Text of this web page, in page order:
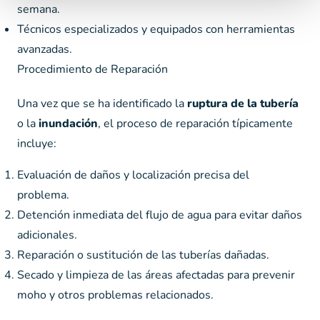
semana.
Técnicos especializados y equipados con herramientas
avanzadas.
Procedimiento de Reparación
Una vez que se ha identificado la ruptura de la tubería
o lainundación, el proceso de reparación típicamente
incluye:
Evaluación de daños y localización precisa del
problema.
Detención inmediata del flujo de agua para evitar daños
adicionales.
Reparación o sustitución de las tuberías dañadas.
Secado y limpieza de las áreas afectadas para prevenir
moho y otros problemas relacionados.